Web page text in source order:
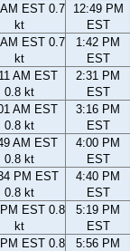
EST 0.7
kt
12:49 PM
EST
EST 0.7
kt
1:42 PM
EST
AM EST
0.8 kt
2:31 PM
EST
AM EST
0.8 kt
3:16 PM
EST
AM EST
0.8 kt
4:00 PM
EST
PM EST
0.8 kt
4:40 PM
EST
EST 0.8
kt
5:19 PM
EST
EST 0.8
5:56 PM